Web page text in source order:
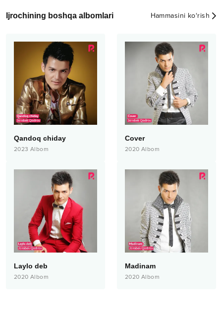
Ijrochining boshqa albomlari Hammasini ko‘rish
Qandoq chiday
2023 Albom
Cover
2020 Albom
Laylo deb
2020 Albom
Madinam
2020 Albom